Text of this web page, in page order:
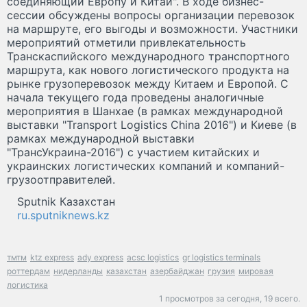
сессии обсуждены вопросы организации перевозок
на маршруте, его выгоды и возможности. Участники
мероприятий отметили привлекательность
Транскаспийского международного транспортного
маршрута, как нового логистического продукта на
рынке грузоперевозок между Китаем и Европой. С
начала текущего года проведены аналогичные
мероприятия в Шанхае (в рамках международной
выставки "Transport Logistics China 2016") и Киеве (в
рамках международной выставки
"ТрансУкраина-2016") с участием китайских и
украинских логистических компаний и компаний-
грузоотправителей.
Sputnik Казахстан
ru.sputniknews.kz
тмтм ktz express ady express acsc logistics gr logistics terminals
роттердам нидерланды казахстан азербайджан грузия мировая
логистика
1 просмотров за сегодня, 19 всего.